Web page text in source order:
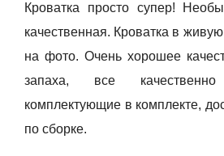
Кроватка просто супер!
качественная. Кроватка в
на фото. Очень хорошее
запаха, все
комплектующие в комплекте,
по сборке.